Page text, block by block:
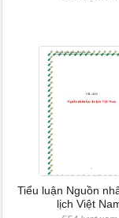
Tiểu luận Nguồn
lịch Việt